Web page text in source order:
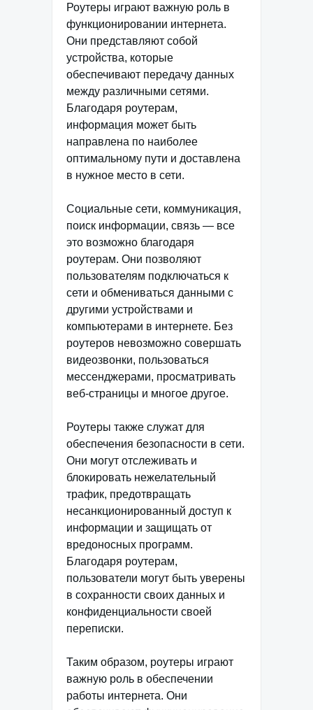
Роутеры играют важную роль в
функционировании интернета.
Они представляют собой
устройства, которые
обеспечивают передачу данных
между различными сетями.
Благодаря роутерам,
информация может быть
направлена по наиболее
оптимальному пути и доставлена
в нужное место в сети.
Социальные сети, коммуникация,
поиск информации, связь — все
это возможно благодаря
роутерам. Они позволяют
пользователям подключаться к
сети и обмениваться данными с
другими устройствами и
компьютерами в интернете. Без
роутеров невозможно совершать
видеозвонки, пользоваться
мессенджерами, просматривать
веб-страницы и многое другое.
Роутеры также служат для
обеспечения безопасности в сети.
Они могут отслеживать и
блокировать нежелательный
трафик, предотвращать
несанкционированный доступ к
информации и защищать от
вредоносных программ.
Благодаря роутерам,
пользователи могут быть уверены
в сохранности своих данных и
конфиденциальности своей
переписки.
Таким образом, роутеры играют
важную роль в обеспечении
работы интернета. Они